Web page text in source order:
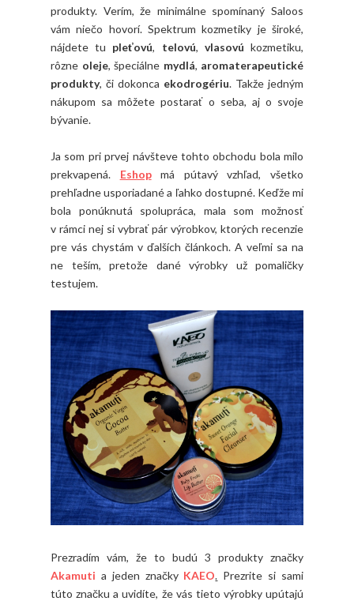
produkty. Verím, že minimálne spomínaný Saloos
vám niečo hovorí. Spektrum kozmetiky je široké,
nájdete tu pleťovú, telovú, vlasovú kozmetiku,
rôzne oleje, špeciálne mydlá, aromaterapeutické
produkty, či dokonca ekodrogériu. Takže jedným
nákupom sa môžete postarať o seba, aj o svoje
bývanie.
Ja som pri prvej návšteve tohto obchodu bola milo
prekvapená. Eshopmá pútavý vzhľad, všetko
prehľadne usporiadané a ľahko dostupné. Keďže mi
bola ponúknutá spolupráca, mala som možnosť
v rámci nej si vybrať pár výrobkov, ktorých recenzie
pre vás chystám v ďalších článkoch. A veľmi sa na
ne teším, pretože dané výrobky už pomaličky
testujem.
Prezradím vám, že to budú 3 produkty značky
Akamuti a jeden značky KAEO. Prezrite si sami
túto značku a uvidíte, že vás tieto výrobky upútajú